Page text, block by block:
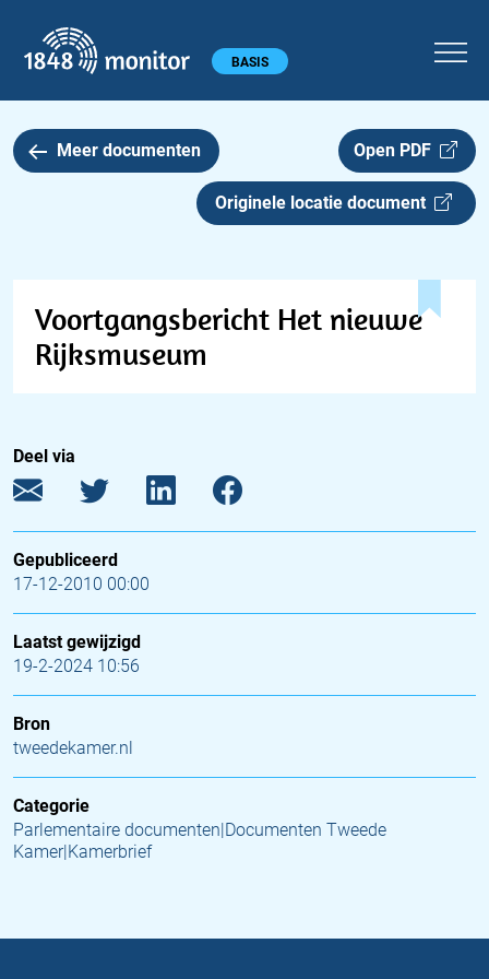
Hoofdmenu BASIS
Meer documenten Open PDF
Originele locatie document
Voortgangsbericht Het nieuwe
Rijksmuseum
Deel via
Gepubliceerd
17-12-2010 00:00
Laatst gewijzigd
19-2-2024 10:56
Bron
tweedekamer.nl
Categorie
Parlementaire documenten|Documenten Tweede
Kamer|Kamerbrief